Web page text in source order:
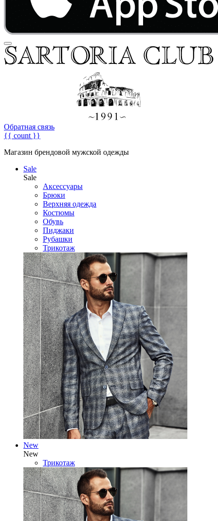
Обратная связь
{{ count }}
Магазин брендовой мужской одежды
Sale
Sale
Аксессуары
Брюки
Верхняя одежда
Костюмы
Обувь
Пиджаки
Рубашки
Трикотаж
New
New
Трикотаж